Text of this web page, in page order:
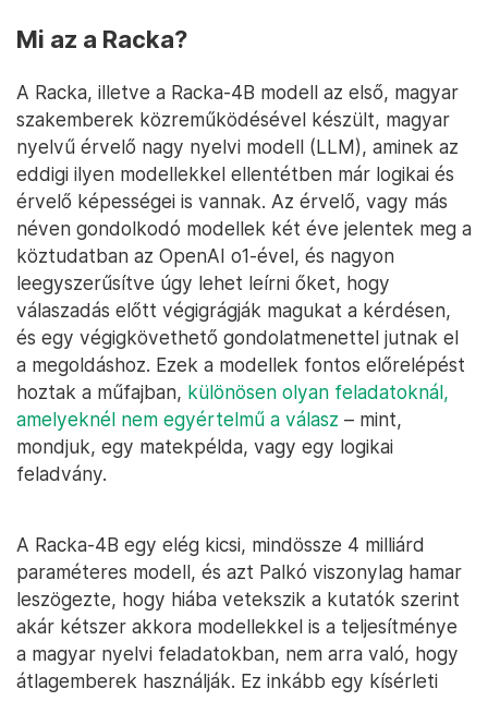
Mi az a Racka?
A Racka, illetve a Racka-4B modell az első, magyar
szakemberek közreműködésével készült, magyar
nyelvű érvelő nagy nyelvi modell (LLM), aminek az
eddigi ilyen modellekkel ellentétben már logikai és
érvelő képességei is vannak. Az érvelő, vagy más
néven gondolkodó modellek két éve jelentek meg a
köztudatban az OpenAI o1-ével, és nagyon
leegyszerűsítve úgy lehet leírni őket, hogy
válaszadás előtt végigrágják magukat a kérdésen,
és egy végigkövethető gondolatmenettel jutnak el
a megoldáshoz. Ezek a modellek fontos előrelépést
hoztak a műfajban, különösen olyan feladatoknál,
amelyeknél nem egyértelmű a válasz – mint,
mondjuk, egy matekpélda, vagy egy logikai
feladvány.
A Racka-4B egy elég kicsi, mindössze 4 milliárd
paraméteres modell, és azt Palkó viszonylag hamar
leszögezte, hogy hiába vetekszik a kutatók szerint
akár kétszer akkora modellekkel is a teljesítménye
a magyar nyelvi feladatokban, nem arra való, hogy
átlagemberek használják. Ez inkább egy kísérleti